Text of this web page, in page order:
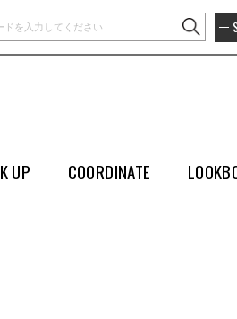
UP COORDINATE